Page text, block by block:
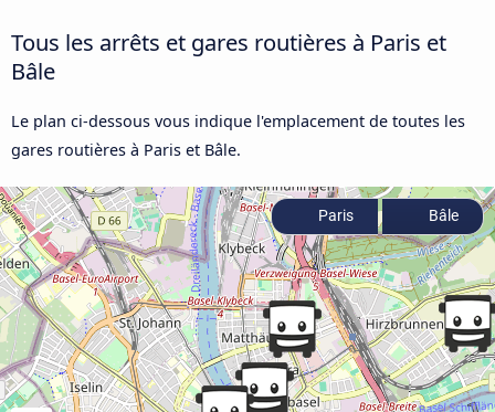
Tous les arrêts et gares routières à Paris et
Bâle
Le plan ci-dessous vous indique l'emplacement de toutes les
gares routières à Paris et Bâle.
Paris Bâle